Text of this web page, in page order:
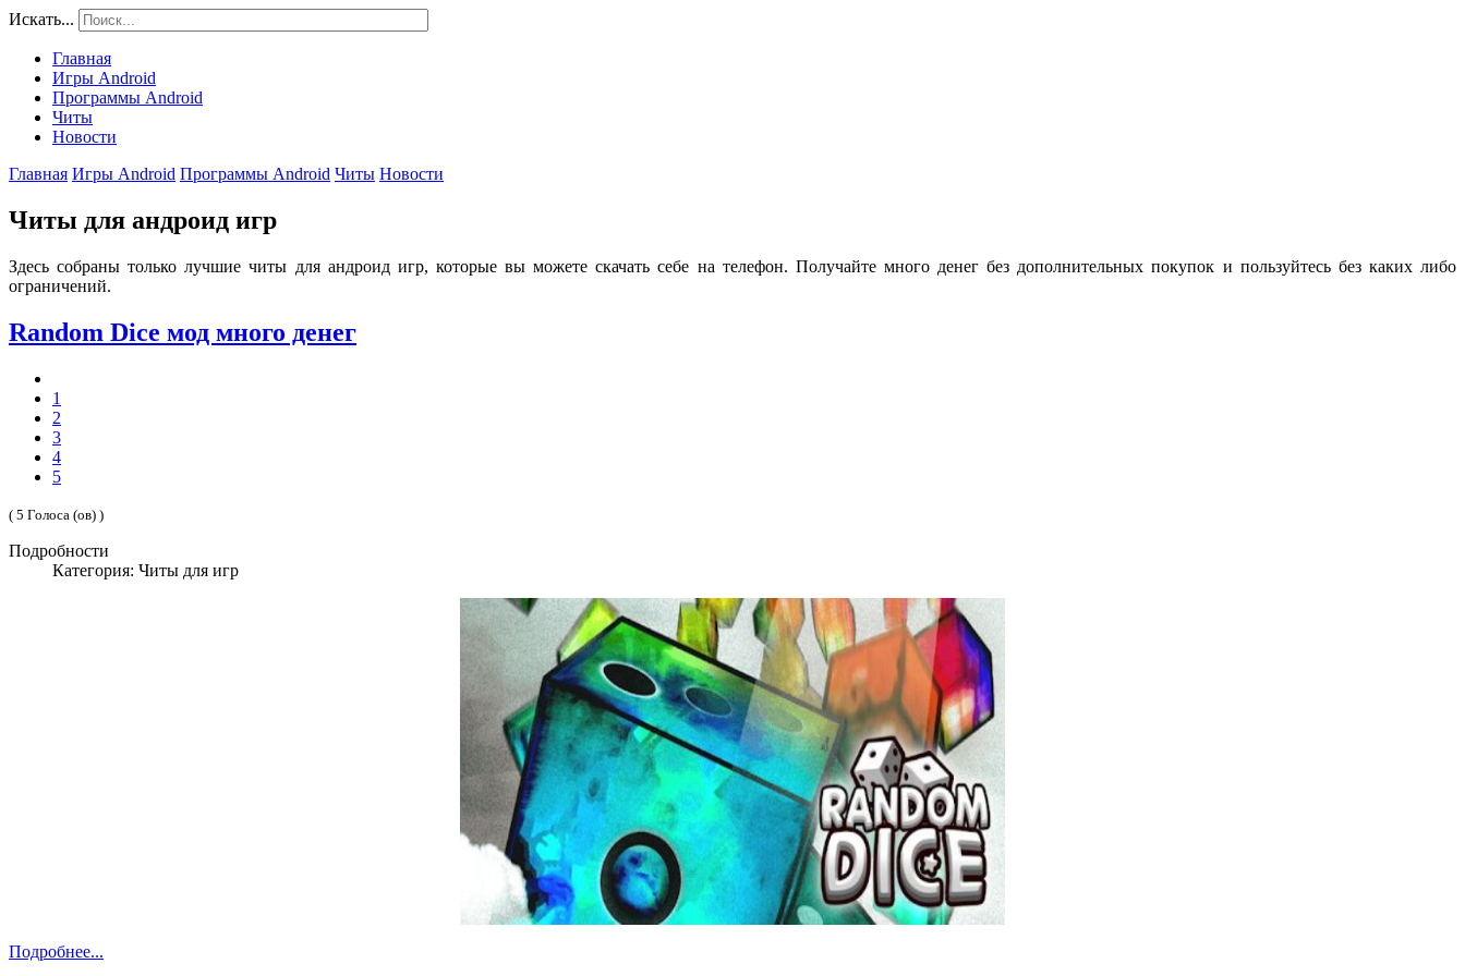
Искать...
Главная
Игры Android
Программы Android
Читы
Новости
Главная Игры Android Программы Android Читы Новости
Читы для андроид игр
Здесь собраны только лучшие читы для андроид игр, которые вы можете скачать себе на телефон. Получайте много денег без дополнительных покупок и пользуйтесь без каких либо
ограничений.
Random Dice мод много денег
1
2
3
4
5
( 5 Голоса (ов) )
Подробности
Категория: Читы для игр
Подробнее...